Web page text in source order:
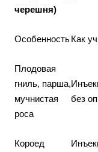
черешня)
ОсобенностьКак
Плодовая
гниль, парша,
мучнистая
роса
без
Короед